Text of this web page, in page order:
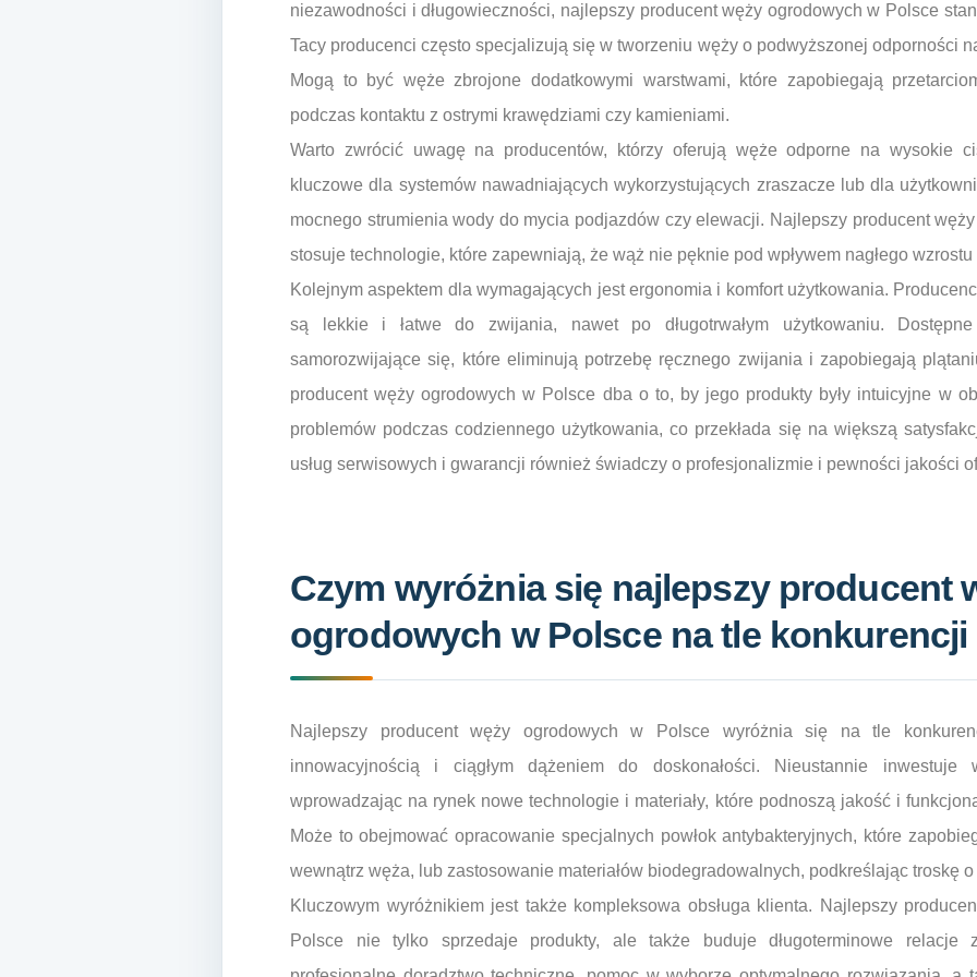
niezawodności i długowieczności, najlepszy producent węży ogrodowych w Polsce
Tacy producenci często specjalizują się w tworzeniu węży o podwyższonej odporności
Mogą to być węże zbrojone dodatkowymi warstwami, które zapobiegają
podczas kontaktu z ostrymi krawędziami czy kamieniami.
Warto zwrócić uwagę na producentów, którzy oferują węże odporne na wysokie
kluczowe dla systemów nawadniających wykorzystujących zraszacze lub dla
mocnego strumienia wody do mycia podjazdów czy elewacji. Najlepszy producent
stosuje technologie, które zapewniają, że wąż nie pęknie pod wpływem nagłego
Kolejnym aspektem dla wymagających jest ergonomia i komfort użytkowania.
są lekkie i łatwe do zwijania, nawet po długotrwałym użytkowaniu.
samorozwijające się, które eliminują potrzebę ręcznego zwijania i zapobiegają
producent węży ogrodowych w Polsce dba o to, by jego produkty były intuicyjne w
problemów podczas codziennego użytkowania, co przekłada się na większą
usług serwisowych i gwarancji również świadczy o profesjonalizmie i pewności jakości
Czym wyróżnia się najlepszy producent
ogrodowych w Polsce na tle konkurencji
Najlepszy producent węży ogrodowych w Polsce wyróżnia się na tle
innowacyjnością i ciągłym dążeniem do doskonałości. Nieustannie
wprowadzając na rynek nowe technologie i materiały, które podnoszą jakość i
Może to obejmować opracowanie specjalnych powłok antybakteryjnych, które
wewnątrz węża, lub zastosowanie materiałów biodegradowalnych, podkreślając troskę
Kluczowym wyróżnikiem jest także kompleksowa obsługa klienta. Najlepszy
Polsce nie tylko sprzedaje produkty, ale także buduje długoterminowe relacje